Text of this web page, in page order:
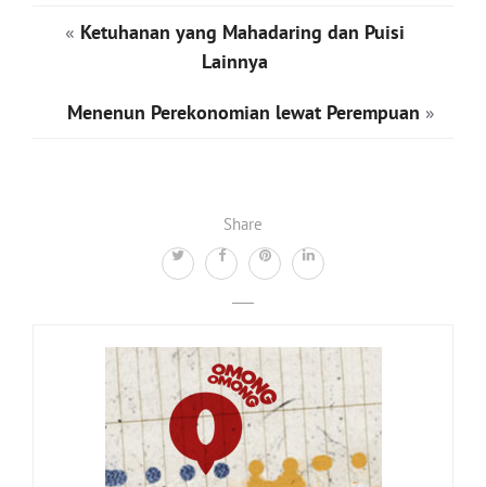
Share
« Ketuhanan yang Mahadaring dan Puisi
Lainnya
Menenun Perekonomian lewat Perempuan »